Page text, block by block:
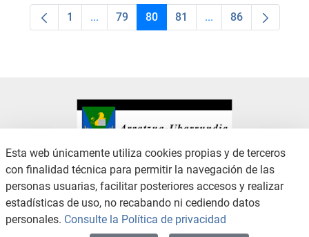
Página
1 ...Páginas intermedias Use TAB para
Página
79 Página
80 Página
81 ...PáginasPágina
86
CONTACTO
AVISO LEGAL
CANAL DE DENUNCIAS
POLÍTICA DE PRIVACIDAD
POLÍTICA DE COOKIES
ACCESIBILIDAD
Esta web únicamente utiliza cookies propias y de terceros
con finalidad técnica para permitir la navegación de las
personas usuarias, facilitar posteriores accesos y realizar
estadísticas de uso, no recabando ni cediendo datos
personales. Consulte la Política de privacidad